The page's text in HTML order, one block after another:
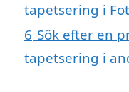
tapetsering i
6 Sök efter en
tapetsering i